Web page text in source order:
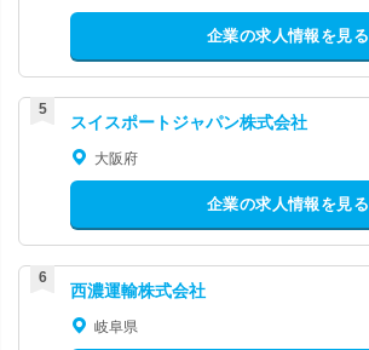
企業の求人情報を見る
スイスポートジャパン株式会社
大阪府
企業の求人情報を見る
西濃運輸株式会社
岐阜県